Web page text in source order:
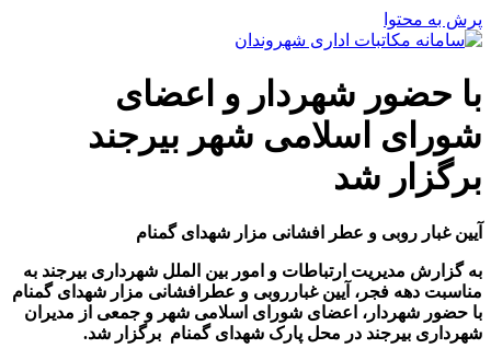
پرش به محتوا
با حضور شهردار و اعضای
شورای اسلامی شهر بیرجند
برگزار شد
آیین غبار روبی و عطر افشانی مزار شهدای گمنام
به گزارش مدیریت ارتباطات و امور بین الملل شهرداری بیرجند به
مناسبت دهه فجر، آیین غبارروبی و عطرافشانی مزار شهدای گمنام
با حضور شهردار، اعضای شورای اسلامی شهر و جمعی از مدیران
شهرداری بیرجند در محل پارک شهدای گمنام برگزار شد.